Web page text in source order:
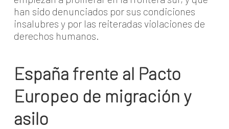
han sido denunciados por sus condiciones
insalubres y por las reiteradas violaciones de
derechos humanos.
España frente al Pacto
Europeo de migración y
asilo